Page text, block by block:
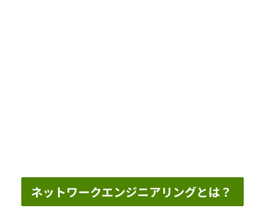
ネットワークエンジニアリングとは？